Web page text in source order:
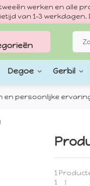
werken en alle
van 1–3 werkdagen.
Degoe Gerbil
persoonlijke
1
1